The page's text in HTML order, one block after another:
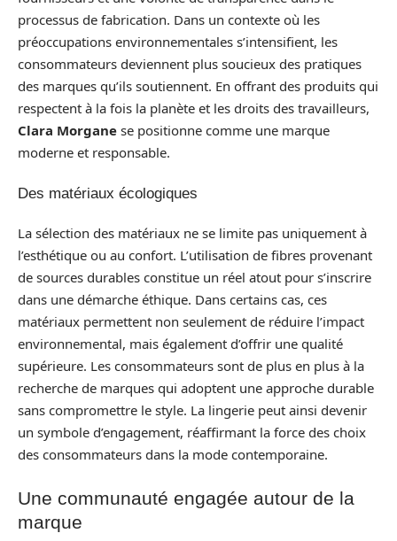
processus de fabrication. Dans un contexte où les
préoccupations environnementales s’intensifient, les
consommateurs deviennent plus soucieux des pratiques
des marques qu’ils soutiennent. En offrant des produits qui
respectent à la fois la planète et les droits des travailleurs,
Clara Morgane se positionne comme une marque
moderne et responsable.
Des matériaux écologiques
La sélection des matériaux ne se limite pas uniquement à
l’esthétique ou au confort. L’utilisation de fibres provenant
de sources durables constitue un réel atout pour s’inscrire
dans une démarche éthique. Dans certains cas, ces
matériaux permettent non seulement de réduire l’impact
environnemental, mais également d’offrir une qualité
supérieure. Les consommateurs sont de plus en plus à la
recherche de marques qui adoptent une approche durable
sans compromettre le style. La lingerie peut ainsi devenir
un symbole d’engagement, réaffirmant la force des choix
des consommateurs dans la mode contemporaine.
Une communauté engagée autour de la
marque